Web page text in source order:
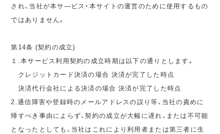
され、当社が本サ―ビス・本サイトの運営のために使用するもの
ではありません。
第14条 (契約の成立)
１.本サービス利用契約の成立時期は以下の通りとします。
クレジットカード決済の場合 決済が完了した時点
決済代行会社による決済の場合 決済が完了した時点
2.通信障害や登録時のメールアドレスの誤り等、当社の責めに
帰すべき事由によらず、契約の成立が大幅に遅れ、または不可能
となったとしても、当社はこれにより利用者または第三者に生